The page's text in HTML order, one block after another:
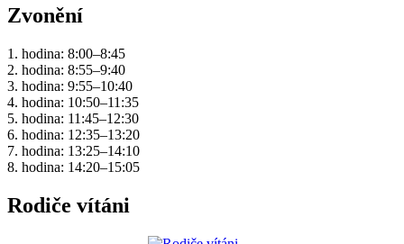
Zvonění
1. hodina: 8:00–8:45
2. hodina: 8:55–9:40
3. hodina: 9:55–10:40
4. hodina: 10:50–11:35
5. hodina: 11:45–12:30
6. hodina: 12:35–13:20
7. hodina: 13:25–14:10
8. hodina: 14:20–15:05
Rodiče vítáni